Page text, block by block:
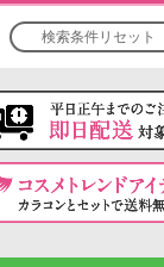
検索条件リセット